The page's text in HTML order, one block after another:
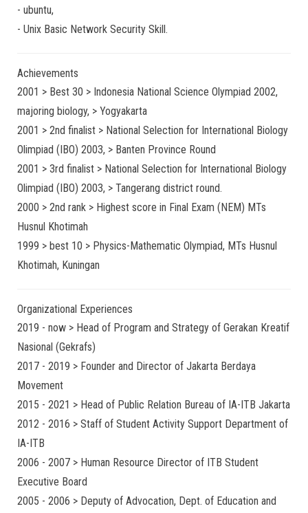
- ubuntu,
- Unix Basic Network Security Skill.
Achievements
2001 > Best 30 > Indonesia National Science Olympiad 2002,
majoring biology, > Yogyakarta
2001 > 2nd finalist > National Selection for International Biology
Olimpiad (IBO) 2003, > Banten Province Round
2001 > 3rd finalist > National Selection for International Biology
Olimpiad (IBO) 2003, > Tangerang district round.
2000 > 2nd rank > Highest score in Final Exam (NEM) MTs
Husnul Khotimah
1999 > best 10 > Physics-Mathematic Olympiad, MTs Husnul
Khotimah, Kuningan
Organizational Experiences
2019 - now > Head of Program and Strategy of Gerakan Kreatif
Nasional (Gekrafs)
2017 - 2019 > Founder and Director of Jakarta Berdaya
Movement
2015 - 2021 > Head of Public Relation Bureau of IA-ITB Jakarta
2012 - 2016 > Staff of Student Activity Support Department of
IA-ITB
2006 - 2007 > Human Resource Director of ITB Student
Executive Board
2005 - 2006 > Deputy of Advocation, Dept. of Education and